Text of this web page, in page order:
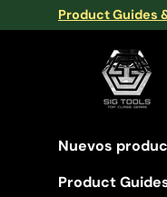
Ir al
Product Guides
Nuevos
Product